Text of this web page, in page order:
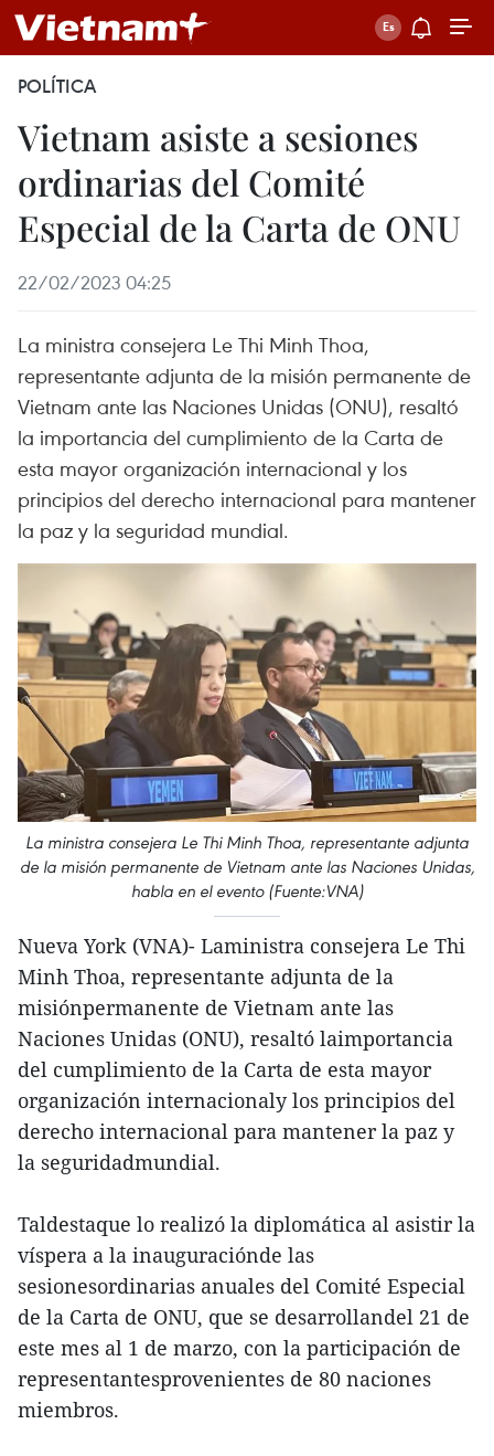
POLÍTICA
Vietnam asiste a sesiones
ordinarias del Comité
Especial de la Carta de ONU
22/02/2023 04:25
La ministra consejera Le Thi Minh Thoa,
representante adjunta de la misión permanente de
Vietnam ante las Naciones Unidas (ONU), resaltó
la importancia del cumplimiento de la Carta de
esta mayor organización internacional y los
principios del derecho internacional para mantener
la paz y la seguridad mundial.
La ministra consejera Le Thi Minh Thoa, representante adjunta
de la misión permanente de Vietnam ante las Naciones Unidas,
habla en el evento (Fuente:VNA)
Nueva York (VNA)- Laministra consejera Le Thi
Minh Thoa, representante adjunta de la
misiónpermanente de Vietnam ante las
Naciones Unidas (ONU), resaltó laimportancia
del cumplimiento de la Carta de esta mayor
organización internacionaly los principios del
derecho internacional para mantener la paz y
la seguridadmundial.
Taldestaque lo realizó la diplomática al asistir la
víspera a la inauguraciónde las
sesionesordinarias anuales del Comité Especial
de la Carta de ONU, que se desarrollandel 21 de
este mes al 1 de marzo, con la participación de
representantesprovenientes de 80 naciones
miembros.